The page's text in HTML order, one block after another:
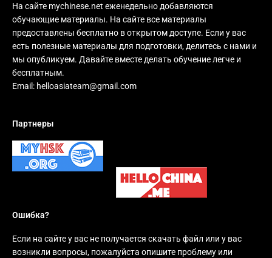
На сайте mychinese.net еженедельно добавляются
обучающие материалы. На сайте все материалы
предоставлены бесплатно в открытом доступе. Если у вас
есть полезные материалы для подготовки, делитесь с нами и
мы опубликуем. Давайте вместе делать обучение легче и
бесплатным.
Email: helloasiateam@gmail.com
Партнеры
Ошибка?
Если на сайте у вас не получается скачать файл или у вас
возникли вопросы, пожалуйста опишите проблему или